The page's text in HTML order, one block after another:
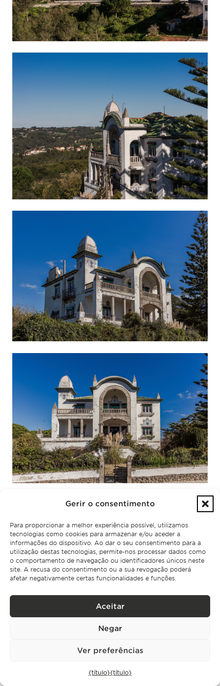
Gerir o consentimento
Para proporcionar a melhor experiência possível, utilizamos
tecnologias como cookies para armazenar e/ou aceder a
informações do dispositivo. Ao dar o seu consentimento para a
utilização destas tecnologias, permite-nos processar dados como
o comportamento de navegação ou identificadores únicos neste
site. A recusa do consentimento ou a sua revogação poderá
afetar negativamente certas funcionalidades e funções.
Aceitar
Negar
Ver preferências
{título}{título}